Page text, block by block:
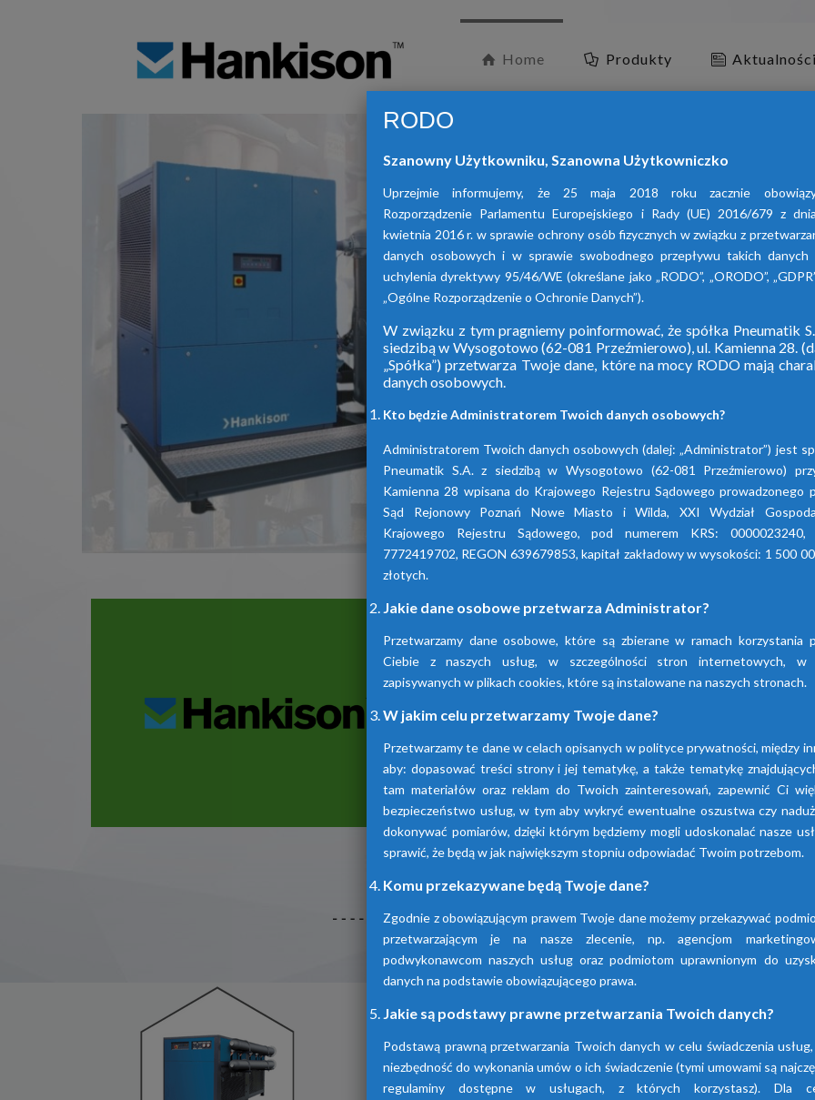
Home Produkty Aktualności
W ofercie naszej
Firma Pneumatik pojawiła się na rynku w
technice sprężonego powietrza,
wyspecjalizowanych urządzeń.
Dowiedz się więcej
Sprawdź nasze produkty
RODO
Szanowny Użytkowniku, Szanowna Użytkowniczko
Uprzejmie informujemy, że 25 maja 2018 roku zacznie
Rozporządzenie Parlamentu Europejskiego i Rady (UE) 2016/679 z
kwietnia 2016 r. w sprawie ochrony osób fizycznych w związku z
danych osobowych i w sprawie swobodnego przepływu takich danych
uchylenia dyrektywy 95/46/WE (określane jako „RODO”, „ORODO”,
„Ogólne Rozporządzenie o Ochronie Danych”).
W związku z tym pragniemy poinformować, że spółka Pneumatik
siedzibą w Wysogotowo (62-081 Przeźmierowo), ul. Kamienna 28.
„Spółka”) przetwarza Twoje dane, które na mocy RODO mają
danych osobowych.
Kto będzie Administratorem Twoich danych osobowych?
Administratorem Twoich danych osobowych (dalej: „Administrator”) jest
Pneumatik S.A. z siedzibą w Wysogotowo (62-081 Przeźmierowo)
Kamienna 28 wpisana do Krajowego Rejestru Sądowego prowadzonego
Sąd Rejonowy Poznań Nowe Miasto i Wilda, XXI Wydział
Krajowego Rejestru Sądowego, pod numerem KRS: 0000023240,
7772419702, REGON 639679853, kapitał zakładowy w wysokości: 1 500
złotych.
Jakie dane osobowe przetwarza Administrator?
Przetwarzamy dane osobowe, które są zbierane w ramach korzystania
Ciebie z naszych usług, w szczególności stron internetowych, w
zapisywanych w plikach cookies, które są instalowane na naszych stronach.
W jakim celu przetwarzamy Twoje dane?
Przetwarzamy te dane w celach opisanych w polityce prywatności, między
aby: dopasować treści strony i jej tematykę, a także tematykę
tam materiałów oraz reklam do Twoich zainteresowań, zapewnić Ci
bezpieczeństwo usług, w tym aby wykryć ewentualne oszustwa czy
dokonywać pomiarów, dzięki którym będziemy mogli udoskonalać nasze
sprawić, że będą w jak największym stopniu odpowiadać Twoim potrzebom.
Komu przekazywane będą Twoje dane?
Zgodnie z obowiązującym prawem Twoje dane możemy przekazywać
przetwarzającym je na nasze zlecenie, np. agencjom
podwykonawcom naszych usług oraz podmiotom uprawnionym do
danych na podstawie obowiązującego prawa.
Jakie są podstawy prawne przetwarzania Twoich danych?
Podstawą prawną przetwarzania Twoich danych w celu świadczenia
niezbędność do wykonania umów o ich świadczenie (tymi umowami są
regulaminy dostępne w usługach, z których korzystasz). Dla